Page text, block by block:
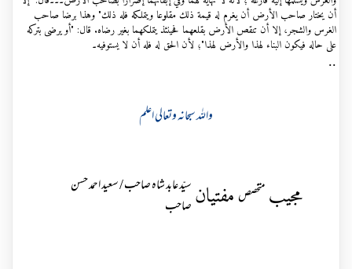
أن يختار صاحب الأرض أن يغرم له قيمة ذلك مقلوعا ويتملكه فله ذلك" وهذا برضا صاحب
الغرس والشجر، إلا أن تنقص الأرض بقلعهما فحينئذ يتملكهما بغير رضاه. قال: "أو يرضى بتركه
على حاله فيكون البناء لهذا والأرض لهذا"؛ لأن الحق له فله أن لا يستوفيه۔
..
واللہ سبحانہ وتعالی اعلم
مجیب متخصص مفتیان سیّد عابد شاہ صاحب / سعید احمد حسن
صاحب